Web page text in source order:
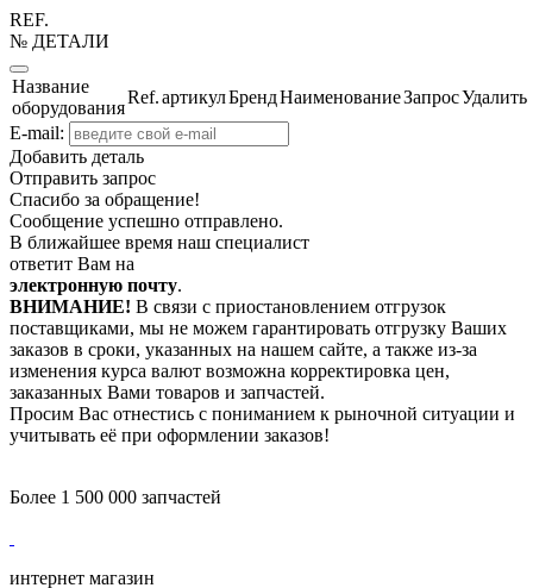
REF.
№ ДЕТАЛИ
Название
оборудования
Ref.артикулБрендНаименованиеЗапросУдалить
E-mail:
Добавить деталь
Отправить запрос
Спасибо за обращение!
Сообщение успешно отправлено.
В ближайшее время наш специалист
ответит Вам на
электронную почту.
ВНИМАНИЕ! В связи с приостановлением отгрузок
поставщиками, мы не можем гарантировать отгрузку Ваших
заказов в сроки, указанных на нашем сайте, а также из-за
изменения курса валют возможна корректировка цен,
заказанных Вами товаров и запчастей.
Просим Вас отнестись с пониманием к рыночной ситуации и
учитывать её при оформлении заказов!
Более 1 500 000 запчастей
интернет магазин